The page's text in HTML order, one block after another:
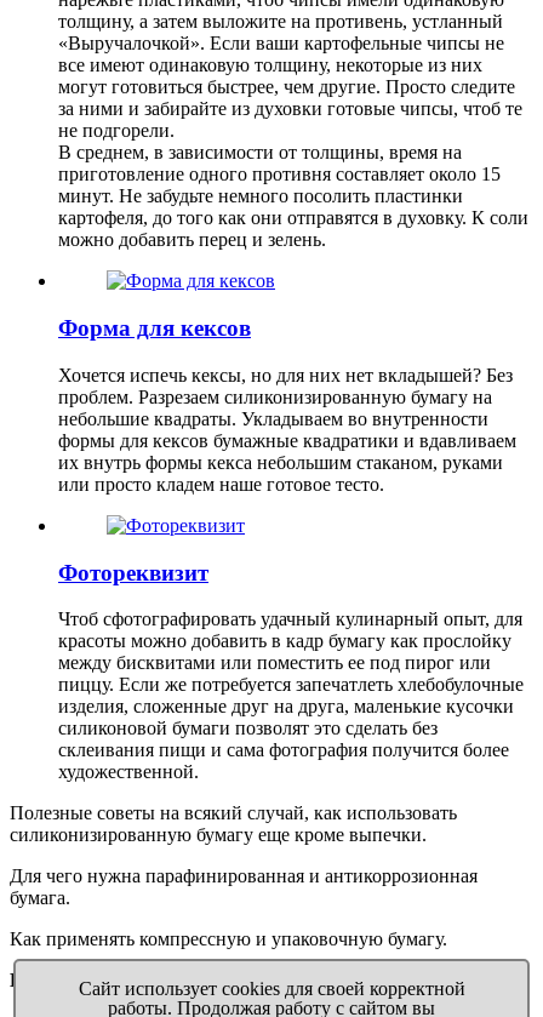
толщину, а затем выложите на противень, устланный
«Выручалочкой». Если ваши картофельные чипсы не
все имеют одинаковую толщину, некоторые из них
могут готовиться быстрее, чем другие. Просто следите
за ними и забирайте из духовки готовые чипсы, чтоб те
не подгорели.
В среднем, в зависимости от толщины, время на
приготовление одного противня составляет около 15
минут. Не забудьте немного посолить пластинки
картофеля, до того как они отправятся в духовку. К соли
можно добавить перец и зелень.
Форма для кексов
Хочется испечь кексы, но для них нет вкладышей? Без
проблем. Разрезаем силиконизированную бумагу на
небольшие квадраты. Укладываем во внутренности
формы для кексов бумажные квадратики и вдавливаем
их внутрь формы кекса небольшим стаканом, руками
или просто кладем наше готовое тесто.
Фотореквизит
Чтоб сфотографировать удачный кулинарный опыт, для
красоты можно добавить в кадр бумагу как прослойку
между бисквитами или поместить ее под пирог или
пиццу. Если же потребуется запечатлеть хлебобулочные
изделия, сложенные друг на друга, маленькие кусочки
силиконовой бумаги позволят это сделать без
склеивания пищи и сама фотография получится более
художественной.
Полезные советы на всякий случай, как использовать
силиконизированную бумагу еще кроме выпечки.
Для чего нужна парафинированная и антикоррозионная
бумага.
Как применять компрессную и упаковочную бумагу.
Выручалочка
™ Бумага на всякий случай
Сайт использует cookies для своей корректной
работы. Продолжая работу с сайтом вы